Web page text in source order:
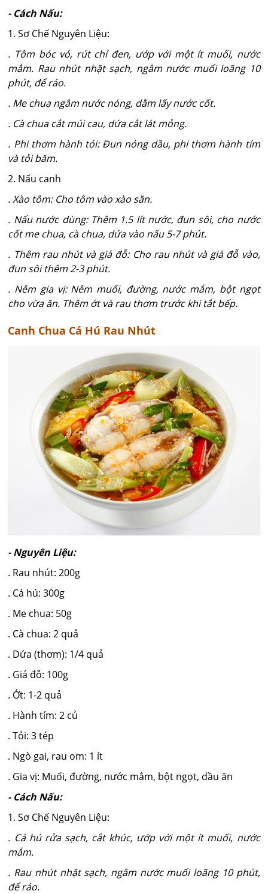
- Cách Nấu:
1. Sơ Chế Nguyên Liệu:
. Tôm bóc vỏ, rút chỉ đen, ướp với một ít muối, nước
mắm. Rau nhút nhặt sạch, ngâm nước muối loãng 10
phút, để ráo.
. Me chua ngâm nước nóng, dằm lấy nước cốt.
. Cà chua cắt múi cau, dứa cắt lát mỏng.
. Phi thơm hành tỏi: Đun nóng dầu, phi thơm hành tím
và tỏi băm.
2. Nấu canh
. Xào tôm: Cho tôm vào xào săn.
. Nấu nước dùng: Thêm 1.5 lít nước, đun sôi, cho nước
cốt me chua, cà chua, dứa vào nấu 5-7 phút.
. Thêm rau nhút và giá đỗ: Cho rau nhút và giá đỗ vào,
đun sôi thêm 2-3 phút.
. Nêm gia vị: Nêm muối, đường, nước mắm, bột ngọt
cho vừa ăn. Thêm ớt và rau thơm trước khi tắt bếp.
Canh Chua Cá Hú Rau Nhút
- Nguyên Liệu:
. Rau nhút: 200g
. Cá hú: 300g
. Me chua: 50g
. Cà chua: 2 quả
. Dứa (thơm): 1/4 quả
. Giá đỗ: 100g
. Ớt: 1-2 quả
. Hành tím: 2 củ
. Tỏi: 3 tép
. Ngò gai, rau om: 1 ít
. Gia vị: Muối, đường, nước mắm, bột ngọt, dầu ăn
- Cách Nấu:
1. Sơ Chế Nguyên Liệu:
. Cá hú rửa sạch, cắt khúc, ướp với một ít muối, nước
mắm.
. Rau nhút nhặt sạch, ngâm nước muối loãng 10 phút,
để ráo.